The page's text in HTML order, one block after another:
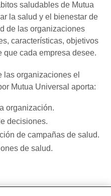
saludables de Mutua
la salud y el bienestar de
de las organizaciones
características, objetivos
cada empresa desee.
las organizaciones el
Mutua Universal aporta:
organización.
decisiones.
de campañas de salud.
de salud.